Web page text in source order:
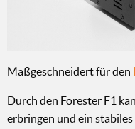
Maßgeschneidert für den
Durch den Forester F1
erbringen und ein